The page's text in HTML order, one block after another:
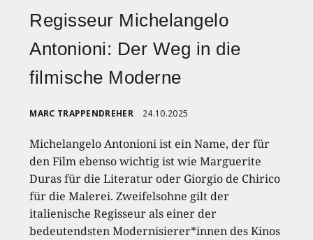
Regisseur Michelangelo
Antonioni: Der Weg in die
filmische Moderne
MARC TRAPPENDREHER 24.10.2025
Michelangelo Antonioni ist ein Name, der für
den Film ebenso wichtig ist wie Marguerite
Duras für die Literatur oder Giorgio de Chirico
für die Malerei. Zweifelsohne gilt der
italienische Regisseur als einer der
bedeutendsten Modernisierer*innen des Kinos